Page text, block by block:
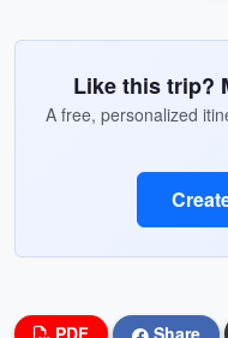
Like this trip?
A free, personalized
PDF Share